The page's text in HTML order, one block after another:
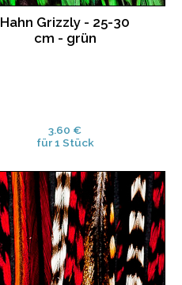
Hahn Grizzly - 25-30
cm - grün
3.60 €
für 1 Stück